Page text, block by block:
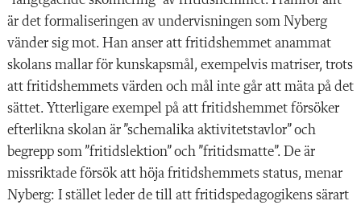
är det formaliseringen av undervisningen som Nyberg
vänder sig mot. Han anser att fritidshemmet anammat
skolans mallar för kunskapsmål, exempelvis matriser, trots
att fritidshemmets värden och mål inte går att mäta på det
sättet. Ytterligare exempel på att fritidshemmet försöker
efterlikna skolan är ”schemalika aktivitetstavlor” och
begrepp som ”fritidslektion” och ”fritidsmatte”. De är
missriktade försök att höja fritidshemmets status, menar
Nyberg: I stället leder de till att fritidspedagogikens särart